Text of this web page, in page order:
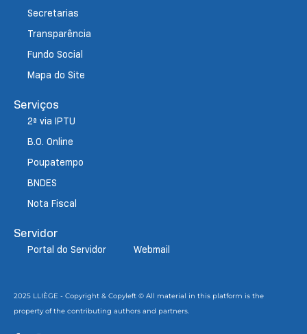
Secretarias
Transparência
Fundo Social
Mapa do Site
Serviços
2ª via IPTU
B.O. Online
Poupatempo
BNDES
Nota Fiscal
Servidor
Portal do Servidor Webmail
2025 LLIÈGE - Copyright & Copyleft © All material in this platform is the
property of the contributing authors and partners.